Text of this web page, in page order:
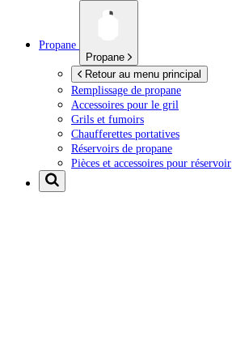
Propane
Propane
Retour au menu principal
Remplissage de propane
Accessoires pour le gril
Grils et fumoirs
Chaufferettes portatives
Réservoirs de propane
Pièces et accessoires pour réservoir